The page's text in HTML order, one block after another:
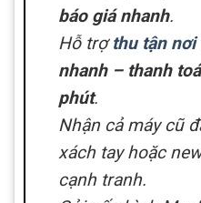
báo giá nhanh.
Hỗ trợthu tận nơi
nhanh – thanh
phút.
Nhận cả máy cũ
xách tay hoặc
cạnh tranh.